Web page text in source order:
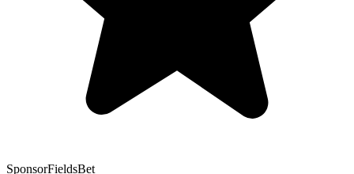
SponsorFieldsBet